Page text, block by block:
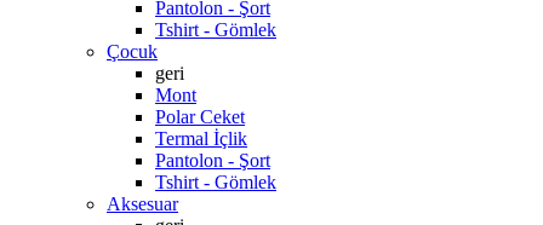
Pantolon - Şort
Tshirt - Gömlek
Çocuk
geri
Mont
Polar Ceket
Termal İçlik
Pantolon - Şort
Tshirt - Gömlek
Aksesuar